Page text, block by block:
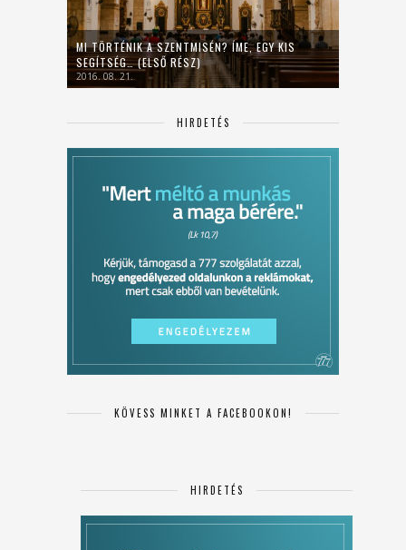
MI TÖRTÉNIK A SZENTMISÉN? ÍME, EGY KIS
SEGÍTSÉG… (ELSŐ RÉSZ)
2016. 08. 21.
HIRDETÉS
KÖVESS MINKET A FACEBOOKON!
HIRDETÉS